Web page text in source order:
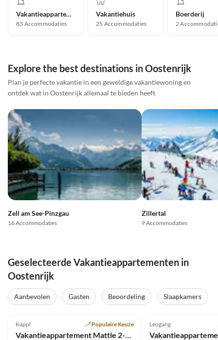
Vakantieappartement
83 Accommodaties
Vakantiehuis
25 Accommodaties
Boerderij
2
Explore the best destinations in Oostenrijk
Plan je perfecte vakantie in een geweldige vakantiewoning en
ontdek wat in Oostenrijk allemaal te bieden heeft
Zell am See-Pinzgau
16 Accommodaties
Zillertal
9 Accommodaties
Geselecteerde Vakantieappartementen in
Oostenrijk
Aanbevolen Gasten Beoordeling
Slaapkamers
Kappl Populaire Keuze
Vakantieappartement Mattle 2-3 personen
Super gastheer
Leogang